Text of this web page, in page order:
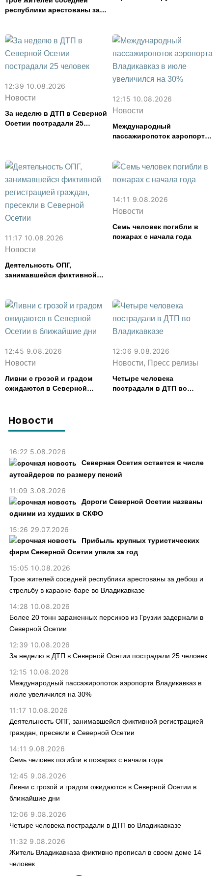
Новости
16:22 5.08.2026
Северная Осетия остается в числе
аутсайдеров по размеру пенсий
11:09 3.08.2026
Дороги Северной Осетии названы
одними из худших в СКФО
15:26 29.07.2026
Прибыль крупных туристических
фирм Северной Осетии упала за год
15:05 10.08.2026
Трое жителей соседней республики арестованы за дебош и
стрельбу в караоке-баре во Владикавказе
14:28 10.08.2026
Более 20 тонн зараженных персиков из Грузии задержали в
Северной Осетии
12:39 10.08.2026
За неделю в ДТП в Северной Осетии пострадали 25 человек
12:15 10.08.2026
Международный пассажиропоток аэропорта Владикавказ в
июле увеличился на 30%
11:17 10.08.2026
Деятельность ОПГ, занимавшейся фиктивной регистрацией
граждан, пресекли в Северной Осетии
14:11 9.08.2026
Семь человек погибли в пожарах с начала года
12:45 9.08.2026
Ливни с грозой и градом ожидаются в Северной Осетии в
ближайшие дни
12:06 9.08.2026
Четыре человека пострадали в ДТП во Владикавказе
11:32 9.08.2026
Житель Владикавказа фиктивно прописал в своем доме 14
человек
республики арестованы за
12:39 10.08.2026
Новости
За неделю в ДТП в Северной
Осетии пострадали 25
12:15 10.08.2026
Новости
Международный
пассажиропоток аэропорта
11:17 10.08.2026
Новости
Деятельность ОПГ,
занимавшейся фиктивной
14:11 9.08.2026
Новости
Семь человек погибли в
пожарах с начала года
12:45 9.08.2026
Новости
Ливни с грозой и градом
ожидаются в Северной
12:06 9.08.2026
Новости, Пресс релизы
Четыре человека
пострадали в ДТП во